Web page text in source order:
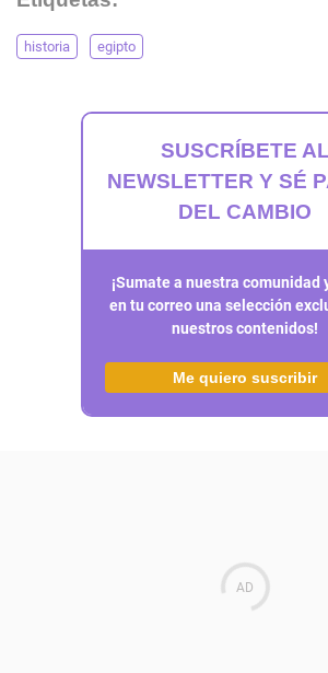
historia egipto
SUSCRÍBETE AL
NEWSLETTER Y SÉ
DEL CAMBIO
¡Sumate a nuestra comunidad
en tu correo una selección
nuestros contenidos!
Me quiero suscribir